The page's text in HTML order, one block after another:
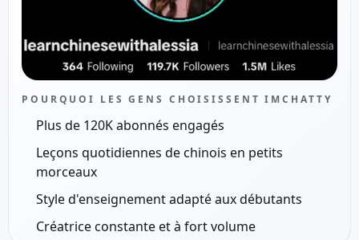
POURQUOI LES GENS CHOISISSENT IMCHATTY
Plus de 120K abonnés engagés
Leçons quotidiennes de chinois en petits
morceaux
Style d'enseignement adapté aux débutants
Créatrice constante et à fort volume